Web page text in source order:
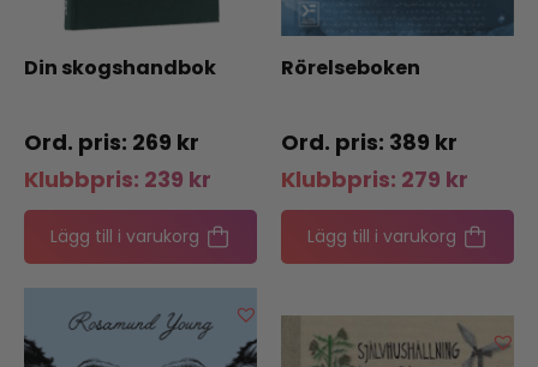
Din skogshandbok
269 kr
Klubbpris: 239 kr
Lägg till i varukorg
Rörelseboken
389 kr
Klubbpris: 279 kr
Lägg till i varukorg